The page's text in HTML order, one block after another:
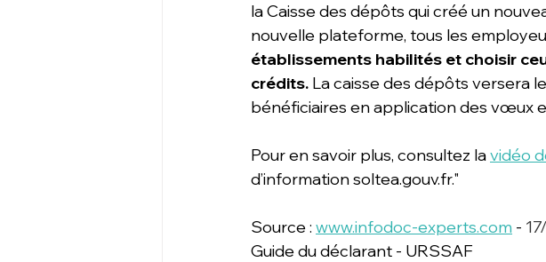
la Caisse des dépôts qui créé un
nouvelle plateforme, tous les
établissements habilités et choisir
crédits. La caisse des dépôts versera
bénéficiaires en application des vœux
Pour en savoir plus, consultez la vidéo
d’information soltea.gouv.fr."
Source : www.infodoc-experts.com -
Guide du déclarant - URSSAF